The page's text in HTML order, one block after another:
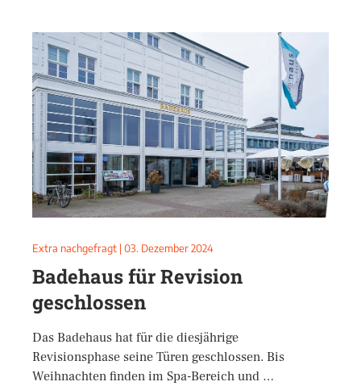
Extra nachgefragt | 03. Dezember 2024
Badehaus für Revision
geschlossen
Das Badehaus hat für die diesjährige
Revisionsphase seine Türen geschlossen. Bis
Weihnachten finden im Spa-Bereich und …